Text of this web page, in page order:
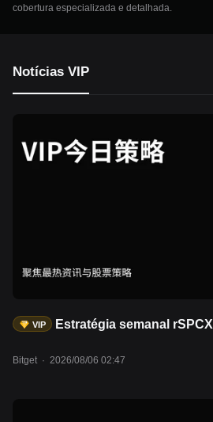
cobertura especializada e detalhada.
Notícias VIP
VIP Estratégia semanal rSPCX
Bitget · 2026/08/06 02:47